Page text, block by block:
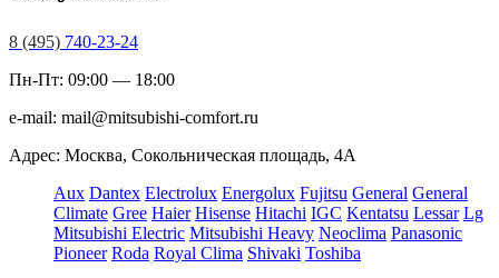
8 (495) 740-23-24
Пн-Пт: 09:00 — 18:00
e-mail: mail@mitsubishi-comfort.ru
Адрес: Москва, Сокольническая площадь, 4А
Aux Dantex Electrolux Energolux Fujitsu General General
Climate Gree Haier Hisense Hitachi IGC Kentatsu Lessar Lg
Mitsubishi Electric Mitsubishi Heavy Neoclima Panasonic
Pioneer Roda Royal Clima Shivaki Toshiba